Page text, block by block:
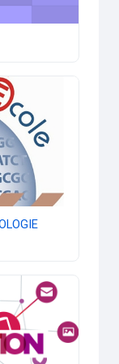
partie
numériques et